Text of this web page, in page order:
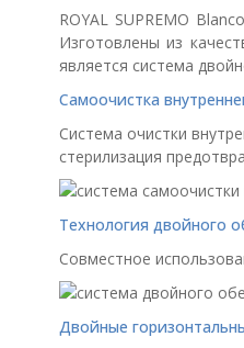
ROYAL SUPREMO
Изготовлены из
является система
Самоочистка
Система очистки
стерилизация
Технология двойного
Совместное
Двойные